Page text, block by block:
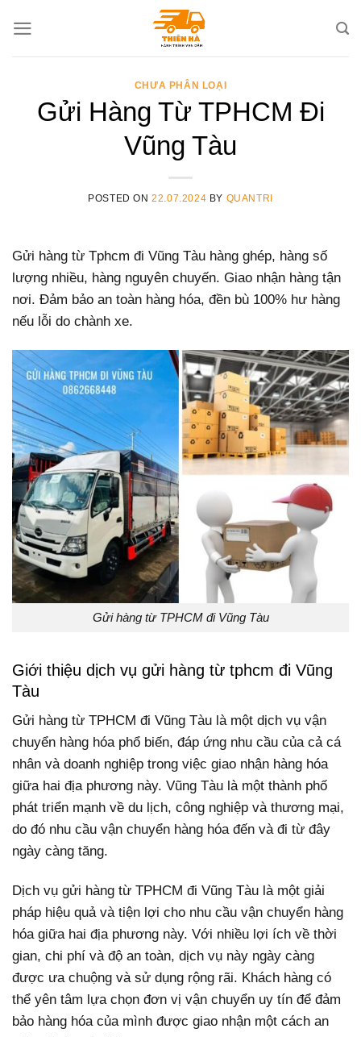
CHƯA PHÂN LOẠI
Gửi Hàng Từ TPHCM Đi
Vũng Tàu
POSTED ON22.07.2024 BY QUANTRI
Gửi hàng từ Tphcm đi Vũng Tàu hàng ghép, hàng số
lượng nhiều, hàng nguyên chuyến. Giao nhận hàng tận
nơi. Đảm bảo an toàn hàng hóa, đền bù 100% hư hàng
nếu lỗi do chành xe.
Gửi hàng từ TPHCM đi Vũng Tàu
Giới thiệu dịch vụ gửi hàng từ tphcm đi Vũng
Tàu
Gửi hàng từ TPHCM đi Vũng Tàu là một dịch vụ vận
chuyển hàng hóa phổ biến, đáp ứng nhu cầu của cả cá
nhân và doanh nghiệp trong việc giao nhận hàng hóa
giữa hai địa phương này. Vũng Tàu là một thành phố
phát triển mạnh về du lịch, công nghiệp và thương mại,
do đó nhu cầu vận chuyển hàng hóa đến và đi từ đây
ngày càng tăng.
Dịch vụ gửi hàng từ TPHCM đi Vũng Tàu là một giải
pháp hiệu quả và tiện lợi cho nhu cầu vận chuyển hàng
hóa giữa hai địa phương này. Với nhiều lợi ích về thời
gian, chi phí và độ an toàn, dịch vụ này ngày càng
được ưa chuộng và sử dụng rộng rãi. Khách hàng có
thể yên tâm lựa chọn đơn vị vận chuyển uy tín để đảm
bảo hàng hóa của mình được giao nhận một cách an